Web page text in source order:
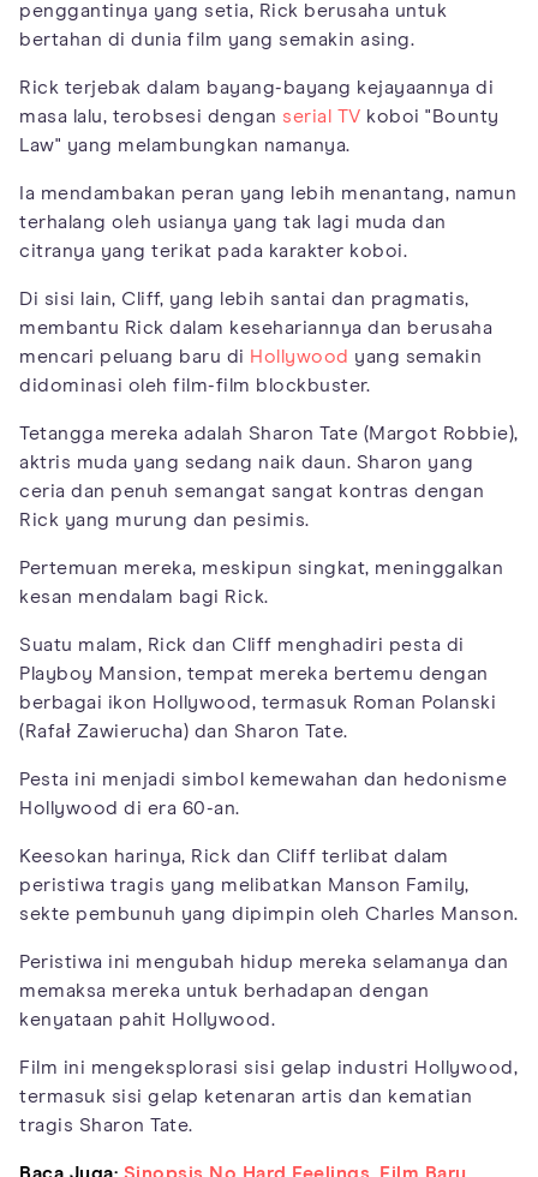
penggantinya yang setia, Rick berusaha untuk
bertahan di dunia film yang semakin asing.
Rick terjebak dalam bayang-bayang kejayaannya di
masa lalu, terobsesi dengan serial TV koboi "Bounty
Law" yang melambungkan namanya.
Ia mendambakan peran yang lebih menantang, namun
terhalang oleh usianya yang tak lagi muda dan
citranya yang terikat pada karakter koboi.
Di sisi lain, Cliff, yang lebih santai dan pragmatis,
membantu Rick dalam kesehariannya dan berusaha
mencari peluang baru di Hollywood yang semakin
didominasi oleh film-film blockbuster.
Tetangga mereka adalah Sharon Tate (Margot Robbie),
aktris muda yang sedang naik daun. Sharon yang
ceria dan penuh semangat sangat kontras dengan
Rick yang murung dan pesimis.
Pertemuan mereka, meskipun singkat, meninggalkan
kesan mendalam bagi Rick.
Suatu malam, Rick dan Cliff menghadiri pesta di
Playboy Mansion, tempat mereka bertemu dengan
berbagai ikon Hollywood, termasuk Roman Polanski
(Rafał Zawierucha) dan Sharon Tate.
Pesta ini menjadi simbol kemewahan dan hedonisme
Hollywood di era 60-an.
Keesokan harinya, Rick dan Cliff terlibat dalam
peristiwa tragis yang melibatkan Manson Family,
sekte pembunuh yang dipimpin oleh Charles Manson.
Peristiwa ini mengubah hidup mereka selamanya dan
memaksa mereka untuk berhadapan dengan
kenyataan pahit Hollywood.
Film ini mengeksplorasi sisi gelap industri Hollywood,
termasuk sisi gelap ketenaran artis dan kematian
tragis Sharon Tate.